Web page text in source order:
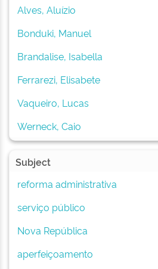
Alves, Aluízio
Bonduki, Manuel
Brandalise, Isabella
Ferrarezi, Elisabete
Vaqueiro, Lucas
Werneck, Caio
Subject
reforma administrativa
serviço público
Nova República
aperfeiçoamento